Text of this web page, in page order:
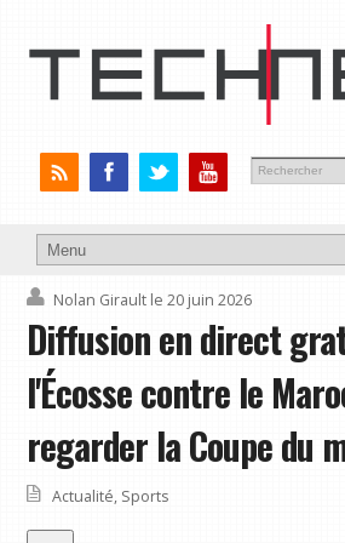
Nolan Girault le 20 juin 2026
Diffusion en direct
l'Écosse contre le
regarder la Coupe du
Actualité, Sports